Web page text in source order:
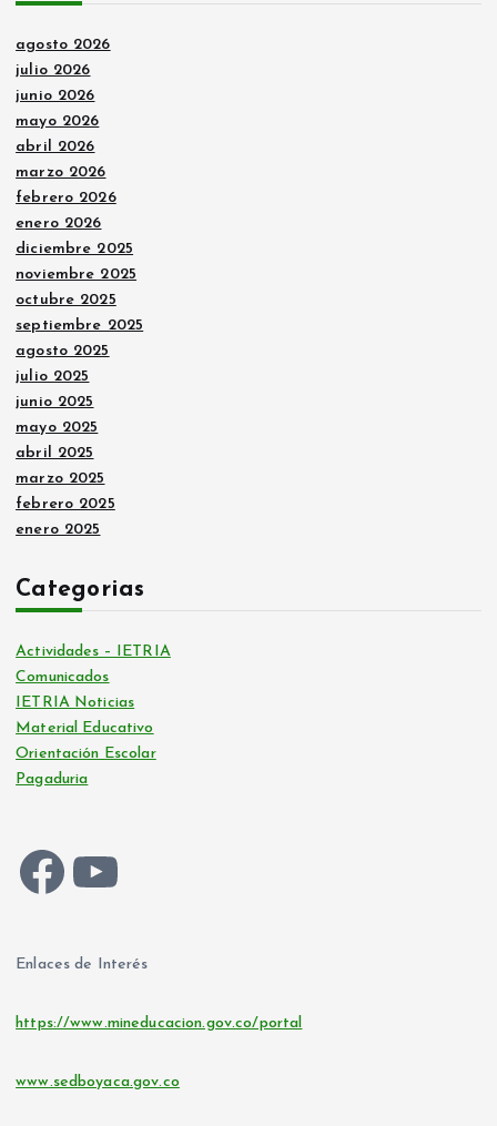
agosto 2026
julio 2026
junio 2026
mayo 2026
abril 2026
marzo 2026
febrero 2026
enero 2026
diciembre 2025
noviembre 2025
octubre 2025
septiembre 2025
agosto 2025
julio 2025
junio 2025
mayo 2025
abril 2025
marzo 2025
febrero 2025
enero 2025
Categorias
Actividades – IETRIA
Comunicados
IETRIA Noticias
Material Educativo
Orientación Escolar
Pagaduria
Facebook YouTube
Enlaces de Interés
https://www.mineducacion.gov.co/portal
www.sedboyaca.gov.co